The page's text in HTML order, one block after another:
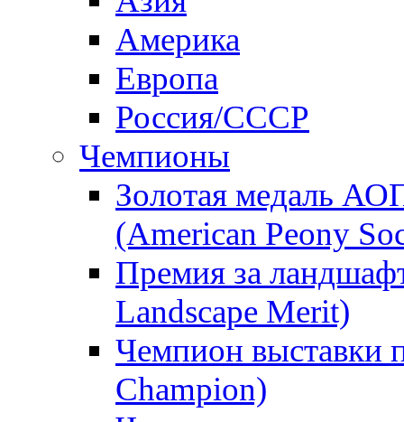
Америка
Европа
Россия/СССР
Чемпионы
Золотая медаль
(American Peony
Премия за
Landscape Merit)
Чемпион выставки
Champion)